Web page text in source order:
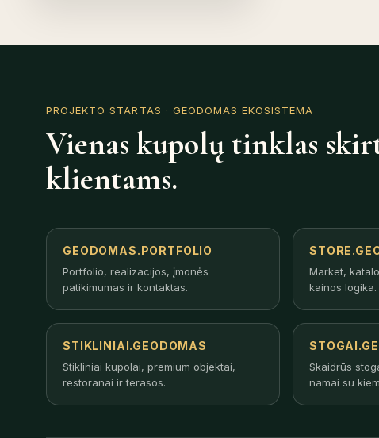
PROJEKTO STARTAS · GEODOMAS EKOSISTEMA
Vienas kupolų tinklas
klientams.
GEODOMAS.PORTFOLIO
Portfolio, realizacijos, įmonės
patikimumas ir kontaktas.
Market,
kainos logika.
STIKLINIAI.GEODOMAS
Stikliniai kupolai, premium objektai,
restoranai ir terasos.
Skaidrūs
namai su